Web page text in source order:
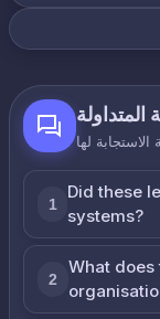
المتداولة
لها
1
Did these
systems?
2
What